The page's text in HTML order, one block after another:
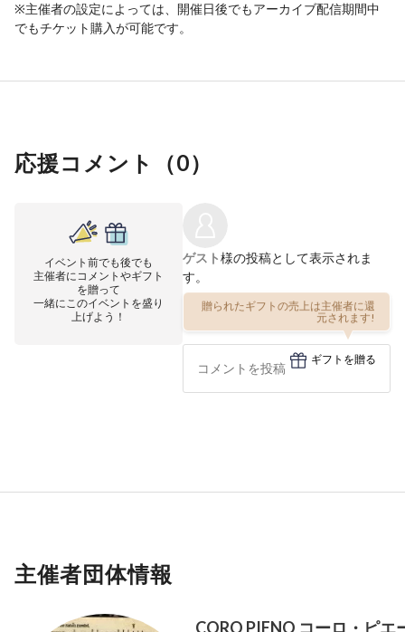
※主催者の設定によっては、開催日後でもアーカイブ配信期間中
でもチケット購入が可能です。
応援コメント（0）
イベント前でも後でも
主催者にコメントやギフト
を贈って
一緒にこのイベントを盛り
上げよう！
ゲスト様の投稿として表示されま
す。
贈られたギフトの売上は主催者に還
元されます!
ギフトを贈る
主催者団体情報
CORO PIENO コーロ・ピエ